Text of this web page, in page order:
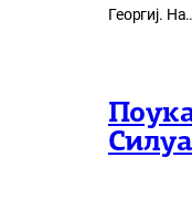
Георгиј.